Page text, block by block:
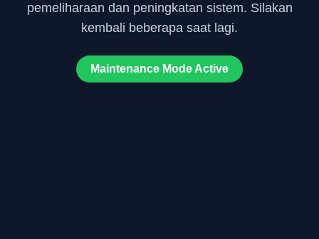
pemeliharaan dan peningkatan sistem. Silakan
kembali beberapa saat lagi.
Maintenance Mode Active